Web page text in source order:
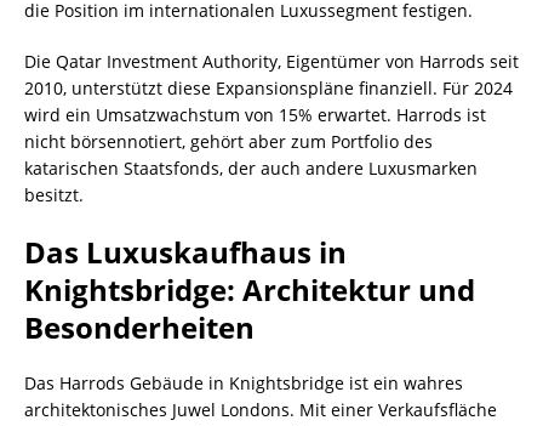
die Position im internationalen Luxussegment festigen.
Die Qatar Investment Authority, Eigentümer von Harrods seit
2010, unterstützt diese Expansionspläne finanziell. Für 2024
wird ein Umsatzwachstum von 15% erwartet. Harrods ist
nicht börsennotiert, gehört aber zum Portfolio des
katarischen Staatsfonds, der auch andere Luxusmarken
besitzt.
Das Luxuskaufhaus in
Knightsbridge: Architektur und
Besonderheiten
Das Harrods Gebäude in Knightsbridge ist ein wahres
architektonisches Juwel Londons. Mit einer Verkaufsfläche